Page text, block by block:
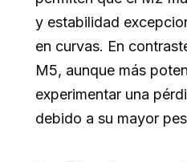
y estabilidad
en curvas. En
M5, aunque más
experimentar una
debido a su mayor